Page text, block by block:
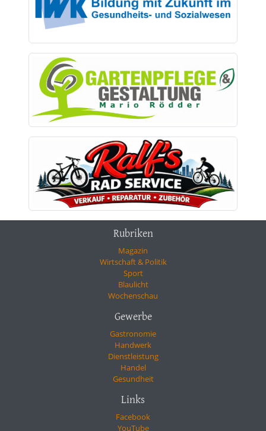
Rubriken
Magazin
Wirtschaft & Politik
Sport
Blaulicht
Wochenschau
Gewerbe
Gastronomie
Handwerk
Dienstleistung
Handel
Gesundheit
Links
Facebook
YouTube